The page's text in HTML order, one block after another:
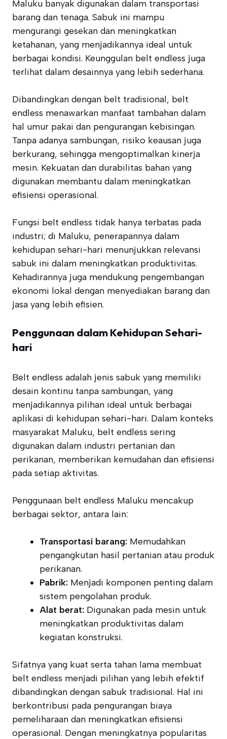
Maluku banyak digunakan dalam transportasi
barang dan tenaga. Sabuk ini mampu
mengurangi gesekan dan meningkatkan
ketahanan, yang menjadikannya ideal untuk
berbagai kondisi. Keunggulan belt endless juga
terlihat dalam desainnya yang lebih sederhana.
Dibandingkan dengan belt tradisional, belt
endless menawarkan manfaat tambahan dalam
hal umur pakai dan pengurangan kebisingan.
Tanpa adanya sambungan, risiko keausan juga
berkurang, sehingga mengoptimalkan kinerja
mesin. Kekuatan dan durabilitas bahan yang
digunakan membantu dalam meningkatkan
efisiensi operasional.
Fungsi belt endless tidak hanya terbatas pada
industri; di Maluku, penerapannya dalam
kehidupan sehari-hari menunjukkan relevansi
sabuk ini dalam meningkatkan produktivitas.
Kehadirannya juga mendukung pengembangan
ekonomi lokal dengan menyediakan barang dan
jasa yang lebih efisien.
Penggunaan dalam Kehidupan Sehari-
hari
Belt endless adalah jenis sabuk yang memiliki
desain kontinu tanpa sambungan, yang
menjadikannya pilihan ideal untuk berbagai
aplikasi di kehidupan sehari-hari. Dalam konteks
masyarakat Maluku, belt endless sering
digunakan dalam industri pertanian dan
perikanan, memberikan kemudahan dan efisiensi
pada setiap aktivitas.
Penggunaan belt endless Maluku mencakup
berbagai sektor, antara lain:
Transportasi barang: Memudahkan
pengangkutan hasil pertanian atau produk
perikanan.
Pabrik: Menjadi komponen penting dalam
sistem pengolahan produk.
Alat berat: Digunakan pada mesin untuk
meningkatkan produktivitas dalam
kegiatan konstruksi.
Sifatnya yang kuat serta tahan lama membuat
belt endless menjadi pilihan yang lebih efektif
dibandingkan dengan sabuk tradisional. Hal ini
berkontribusi pada pengurangan biaya
pemeliharaan dan meningkatkan efisiensi
operasional. Dengan meningkatnya popularitas